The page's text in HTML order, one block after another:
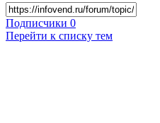
Подписчики 0
Перейти к списку тем